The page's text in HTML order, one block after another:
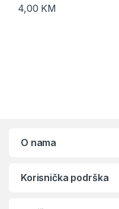
4,00 KM
O nama
Korisnička podrška